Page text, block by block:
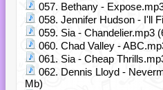
057. Bethany -
058. Jennifer Hudson - I'll
059. Sia - Chandelier.mp3
060. Chad Valley -
061. Sia - Cheap
062. Dennis Lloyd -
Mb)